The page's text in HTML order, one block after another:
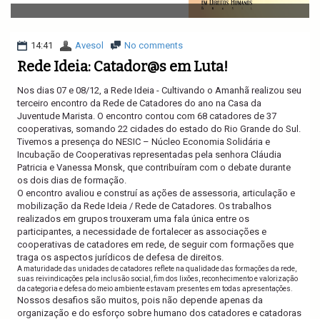
v
i
a
i
n
14:41 Avesol No comments
Rede Ideia: Catador@s em Luta!
Nos dias 07 e 08/12, a Rede Ideia - Cultivando o Amanhã realizou seu
terceiro encontro da Rede de Catadores do ano na Casa da
Juventude Marista. O encontro contou com 68 catadores de 37
cooperativas, somando 22 cidades do estado do Rio Grande do Sul.
Tivemos a presença do NESIC – Núcleo Economia Solidária e
Incubação de Cooperativas representadas pela senhora Cláudia
Patricia e Vanessa Monsk, que contribuíram com o debate durante
os dois dias de formação.
O encontro avaliou e construí as ações de assessoria, articulação e
mobilização da Rede Ideia / Rede de Catadores. Os trabalhos
realizados em grupos trouxeram uma fala única entre os
participantes, a necessidade de fortalecer as associações e
cooperativas de catadores em rede, de seguir com formações que
traga os aspectos jurídicos de defesa de direitos.
A maturidade das unidades de catadores reflete na qualidade das formações da rede,
suas reivindicações pela inclusão social, fim dos lixões, reconhecimento e valorização
da categoria e defesa do meio ambiente estavam presentes em todas apresentações.
Nossos desafios são muitos, pois não depende apenas da
organização e do esforço sobre humano dos catadores e catadoras